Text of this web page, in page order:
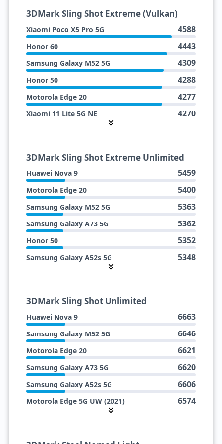
Xiaomi Poco X5 Pro 5G
Honor 50
Oppo Reno7 5G 4962
Samsung Galaxy A73 5G 4962
Samsung Galaxy M52 5G 4958
Huawei Hi Nova 9 4951
Xiaomi 11 Lite 5G NE 4946
Motorola Edge 5G UW (2021) 4938
Xiaomi Poco X5 Pro 5G
3DMark Sling Shot Extreme (Vulkan)
Xiaomi Poco X5 Pro 5G 4588
Honor 60 4443
Samsung Galaxy M52 5G 4309
Honor 50 4288
Motorola Edge 20 4277
Xiaomi 11 Lite 5G NE 4270
Huawei Nova 9 4012
3DMark Sling Shot Extreme Unlimited
Huawei Nova 9 5459
Motorola Edge 20 5400
Samsung Galaxy M52 5G 5363
Samsung Galaxy A73 5G 5362
Honor 50 5352
Samsung Galaxy A52s 5G 5348
Xiaomi 11 Lite 5G NE 5152
3DMark Sling Shot Unlimited
Huawei Nova 9 6663
Samsung Galaxy M52 5G 6646
Motorola Edge 20 6621
Samsung Galaxy A73 5G 6620
Samsung Galaxy A52s 5G 6606
Motorola Edge 5G UW (2021) 6574